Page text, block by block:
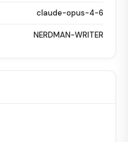
claude-opus-4-6
NERDMAN-WRITER